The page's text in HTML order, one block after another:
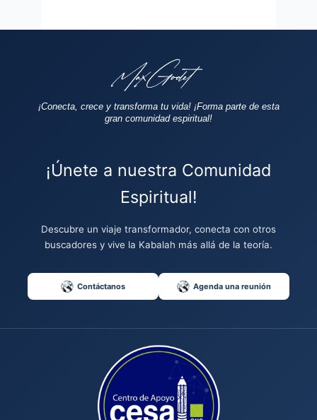
¡Conecta, crece y transforma tu vida! ¡Forma parte de esta
gran comunidad espiritual!
¡Únete a nuestra Comunidad
Espiritual!
Descubre un viaje transformador, conecta con otros
buscadores y vive la Kabalah más allá de la teoría.
Contáctanos Agenda una reunión